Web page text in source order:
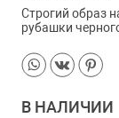
Строгий образ
рубашки
В НАЛИЧИИ